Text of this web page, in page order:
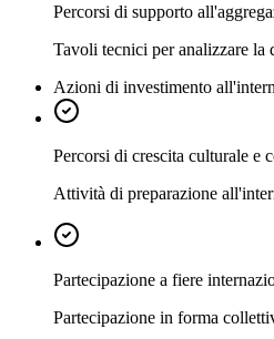
Percorsi di supporto
Tavoli tecnici per analizzare la
Azioni di investimento
Percorsi di crescita culturale e
Attività di preparazione
Partecipazione a fiere
Partecipazione in forma